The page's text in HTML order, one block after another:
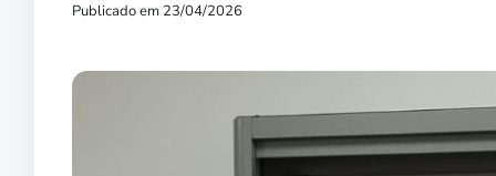
Publicado em 23/04/2026